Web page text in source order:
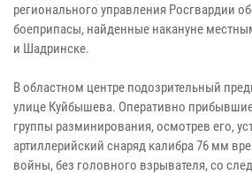
регионального управления Росгвардии
боеприпасы, найденные накануне
и Шадринске.
В областном центре подозрительный
улице Куйбышева. Оперативно
группы разминирования, осмотрев его,
артиллерийский снаряд калибра 76 мм
войны, без головного взрывателя, со